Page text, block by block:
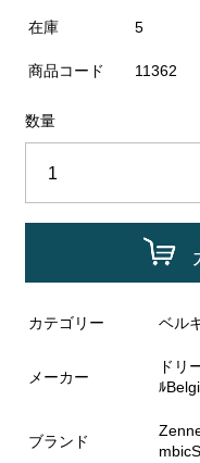
在庫 5
商品コード 11362
数量
カテゴリー ベル
メーカー
ドリ
ﾙ
ブランド